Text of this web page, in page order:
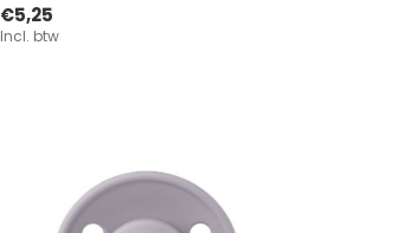
€5,25
Incl. btw